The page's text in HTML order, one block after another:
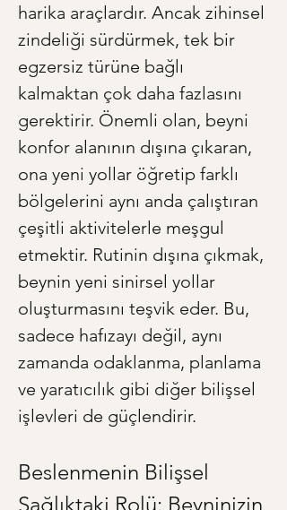
harika araçlardır. Ancak zihinsel
zindeliği sürdürmek, tek bir
egzersiz türüne bağlı
kalmaktan çok daha fazlasını
gerektirir. Önemli olan, beyni
konfor alanının dışına çıkaran,
ona yeni yollar öğretip farklı
bölgelerini aynı anda çalıştıran
çeşitli aktivitelerle meşgul
etmektir. Rutinin dışına çıkmak,
beynin yeni sinirsel yollar
oluşturmasını teşvik eder. Bu,
sadece hafızayı değil, aynı
zamanda odaklanma, planlama
ve yaratıcılık gibi diğer bilişsel
işlevleri de güçlendirir.
Beslenmenin Bilişsel
Sağlıktaki Rolü: Beyninizin